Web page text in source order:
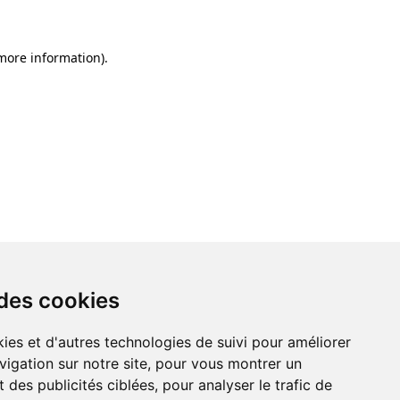
cookies
et d'autres technologies de suivi pour améliorer
sur notre site, pour vous montrer un
des publicités ciblées, pour analyser le trafic de
information).